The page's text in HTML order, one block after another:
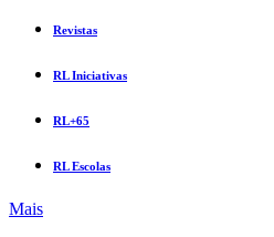
Revistas
RL Iniciativas
RL+65
RL Escolas
Mais